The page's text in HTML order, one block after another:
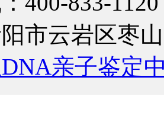
市云岩区枣
亲子鉴定